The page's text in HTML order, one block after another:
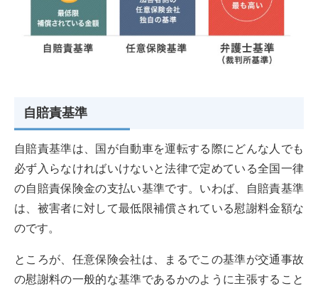
自賠責基準
自賠責基準は、国が自動車を運転する際にどんな人でも
必ず入らなければいけないと法律で定めている全国一律
の自賠責保険金の支払い基準です。いわば、自賠責基準
は、被害者に対して最低限補償されている慰謝料金額な
のです。
ところが、任意保険会社は、まるでこの基準が交通事故
の慰謝料の一般的な基準であるかのように主張すること